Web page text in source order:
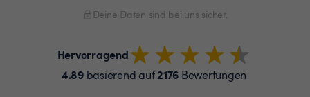
Deine Daten sind bei uns sicher.
Hervorragend
4.89basierend auf2176 Bewertungen